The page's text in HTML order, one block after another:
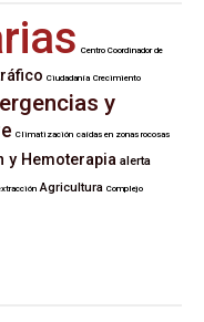
Centro Coordinador de
Ciudadanía Crecimiento
y
Climatización caídas en zonas rocosas
y Hemoterapia alerta
Agricultura Complejo